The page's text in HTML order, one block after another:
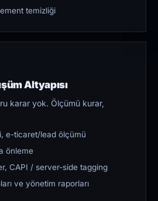
temizliği
Altyapısı
karar yok. Ölçümü kurar,
e-ticaret/lead ölçümü
önleme
CAPI / server-side tagging
ve yönetim raporları